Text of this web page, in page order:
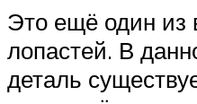
Это ещё один из
лопастей. В
деталь